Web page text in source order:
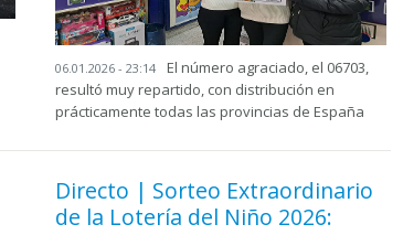
06.01.2026 - 23:14
El número agraciado, el 06703,
resultó muy repartido, con distribución en
prácticamente todas las provincias de España
Directo | Sorteo Extraordinario
de la Lotería del Niño 2026: